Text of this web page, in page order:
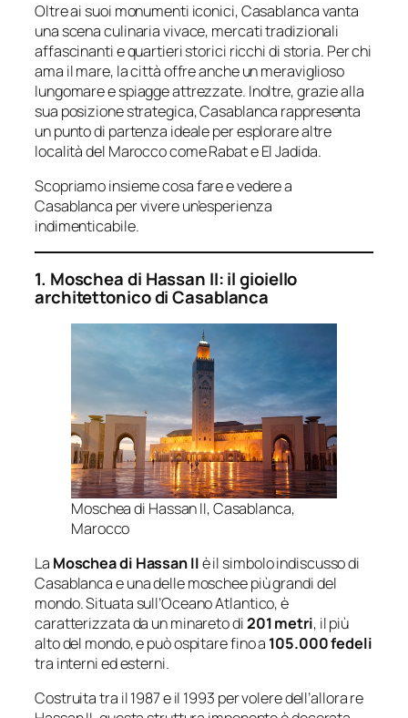
Oltre ai suoi monumenti iconici, Casablanca vanta
una scena culinaria vivace, mercati tradizionali
affascinanti e quartieri storici ricchi di storia. Per chi
ama il mare, la città offre anche un meraviglioso
lungomare e spiagge attrezzate. Inoltre, grazie alla
sua posizione strategica, Casablanca rappresenta
un punto di partenza ideale per esplorare altre
località del Marocco come Rabat e El Jadida.
Scopriamo insieme cosa fare e vedere a
Casablanca per vivere un’esperienza
indimenticabile.
1. Moschea di Hassan II: il gioiello
architettonico di Casablanca
Moschea di Hassan II, Casablanca,
Marocco
La Moschea di Hassan IIè il simbolo indiscusso di
Casablanca e una delle moschee più grandi del
mondo. Situata sull’Oceano Atlantico, è
caratterizzata da un minareto di201 metri, il più
alto del mondo, e può ospitare fino a 105.000 fedeli
tra interni ed esterni.
Costruita tra il 1987 e il 1993 per volere dell’allora re